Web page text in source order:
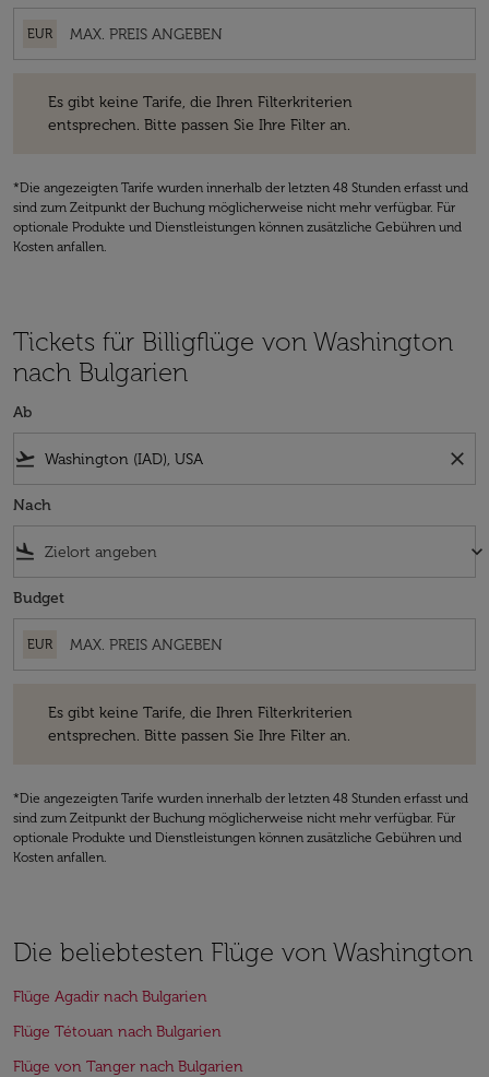
EUR
Es gibt keine Tarife, die Ihren Filterkriterien
entsprechen. Bitte passen Sie Ihre Filter an.
*Die angezeigten Tarife wurden innerhalb der letzten 48 Stunden erfasst und
sind zum Zeitpunkt der Buchung möglicherweise nicht mehr verfügbar. Für
optionale Produkte und Dienstleistungen können zusätzliche Gebühren und
Kosten anfallen.
Tickets für Billigflüge von Washington
nach Bulgarien
Ab
flight_takeoff close
Nach
flight_land keyboard_arrow_down
Budget
EUR
Es gibt keine Tarife, die Ihren Filterkriterien
entsprechen. Bitte passen Sie Ihre Filter an.
*Die angezeigten Tarife wurden innerhalb der letzten 48 Stunden erfasst und
sind zum Zeitpunkt der Buchung möglicherweise nicht mehr verfügbar. Für
optionale Produkte und Dienstleistungen können zusätzliche Gebühren und
Kosten anfallen.
Die beliebtesten Flüge von Washington
Flüge Agadir nach Bulgarien
Flüge Tétouan nach Bulgarien
Flüge von Tanger nach Bulgarien